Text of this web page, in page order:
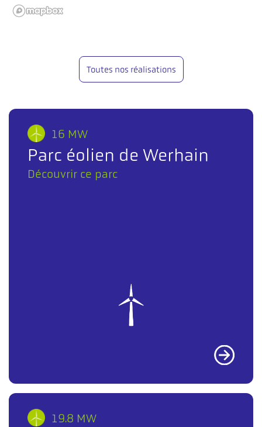
Toutes nos réalisations
16 MW
Parc éolien de Werhain
Découvrir ce parc
19.8 MW